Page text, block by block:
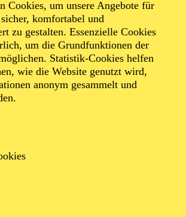
Cookies, um unsere Angebote für
komfortabel und
zu gestalten. Essenzielle Cookies
um die Grundfunktionen der
Statistik-Cookies helfen
wie die Website genutzt wird,
anonym gesammelt und
Cello Star
Ludwig van Beethoven, Sergej
Rachmaninow